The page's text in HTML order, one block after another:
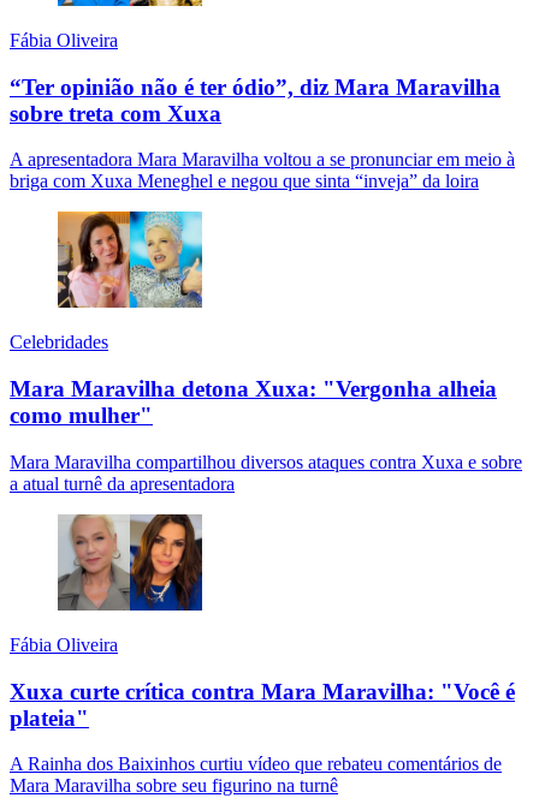
Fábia Oliveira
“Ter opinião não é ter ódio”, diz Mara Maravilha
sobre treta com Xuxa
A apresentadora Mara Maravilha voltou a se pronunciar em meio à
briga com Xuxa Meneghel e negou que sinta “inveja” da loira
Celebridades
Mara Maravilha detona Xuxa: "Vergonha alheia
como mulher"
Mara Maravilha compartilhou diversos ataques contra Xuxa e sobre
a atual turnê da apresentadora
Fábia Oliveira
Xuxa curte crítica contra Mara Maravilha: "Você é
plateia"
A Rainha dos Baixinhos curtiu vídeo que rebateu comentários de
Mara Maravilha sobre seu figurino na turnê